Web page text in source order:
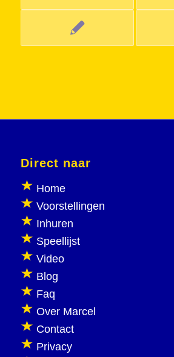
Direct naar
Home
Voorstellingen
Inhuren
Speellijst
Video
Blog
Faq
Over Marcel
Contact
Privacy